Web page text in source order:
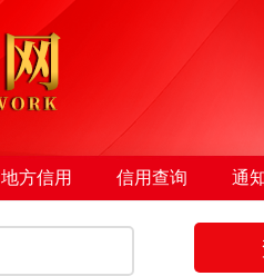
地方信用 信用查询 通